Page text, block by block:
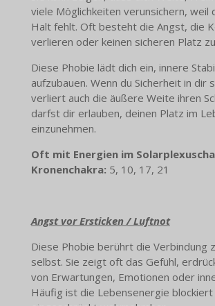
viele Möglichkeiten verunsichern, weil
Halt fehlt. Oft besteht die Angst, die
verlieren oder keinen sicheren Platz
Diese Phobie lädt dich ein, innere
aufzubauen. Wenn du Sicherheit in dir
verliert auch die äußere Weite ihren
darfst dir erlauben, deinen Platz im
einzunehmen.
Oft mit Energien im
Kronenchakra: 5, 10, 17, 21
Angst vor Ersticken / Luftnot
Diese Phobie berührt die Verbindung
selbst. Sie zeigt oft das Gefühl,
von Erwartungen, Emotionen oder
Häufig ist die Lebensenergie